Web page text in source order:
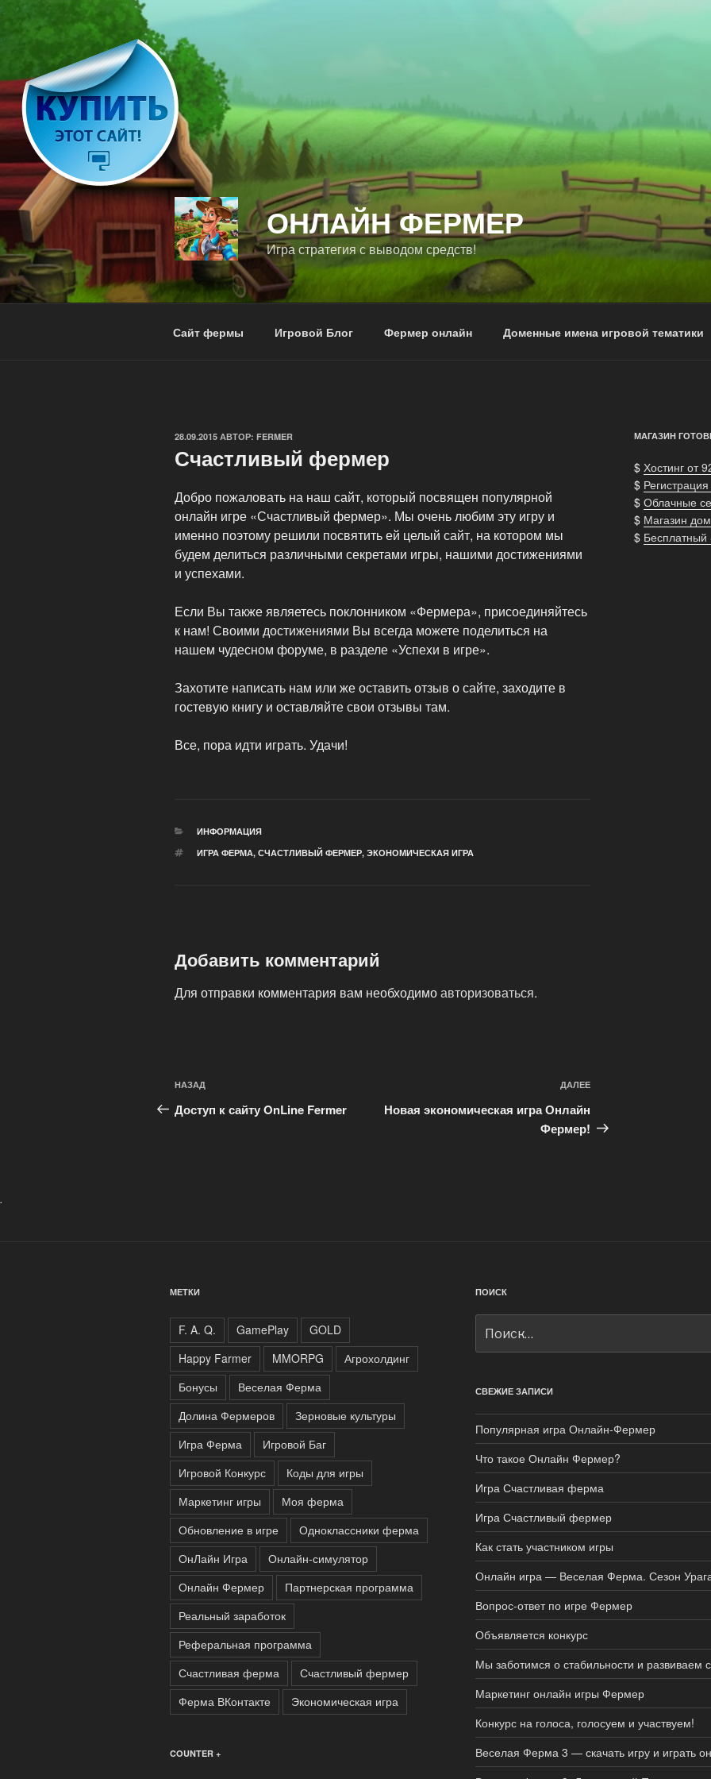
Перейти
содержимому
ОНЛАЙН ФЕРМЕР
Игра стратегия с выводом средств!
Сайт фермы Игровой Блог Фермер онлайн Доменные имена игровой тематики
ОПУБЛИКОВАНО
28.09.2015 АВТОР: FERMER
Счастливый фермер
Добро пожаловать на наш сайт, который посвящен популярной
онлайн игре «Счастливый фермер». Мы очень любим эту игру и
именно поэтому решили посвятить ей целый сайт, на котором мы
будем делиться различными секретами игры, нашими достижениями
и успехами.
Если Вы также являетесь поклонником «Фермера», присоединяйтесь
к нам! Своими достижениями Вы всегда можете поделиться на
нашем чудесном форуме, в разделе «Успехи в игре».
Захотите написать нам или же оставить отзыв о сайте, заходите в
гостевую книгу и оставляйте свои отзывы там.
Все, пора идти играть. Удачи!
РУБРИКИ
ИНФОРМАЦИЯ
МЕТКИ
ИГРА ФЕРМА, СЧАСТЛИВЫЙ ФЕРМЕР, ЭКОНОМИЧЕСКАЯ ИГРА
Добавить комментарий
Для отправки комментария вам необходимоавторизоваться.
Навигация
по
Предыдущая
запись:
НАЗАД
Доступ к сайту OnLine Fermer
ДАЛЕЕ
Новая экономическая игра Онлайн
Фермер!
МАГАЗИН
$ Хостинг от
$
$ Облачные
$ Магазин
$ Бесплатный
.
МЕТКИ
F. A. Q. GamePlay
GOLD
Happy Farmer
MMORPG
Агрохолдинг
Бонусы
Веселая Ферма
Долина Фермеров
Зерновые культуры
Игра Ферма
Игровой Баг
Игровой Конкурс
Коды для игры
Маркетинг игры
Моя ферма
Обновление в игре
Одноклассники ферма
ОнЛайн Игра
Онлайн-симулятор
Онлайн Фермер
Партнерская программа
Реальный заработок
Реферальная программа
Счастливая ферма
Счастливый фермер
Ферма ВКонтакте
Экономическая игра
COUNTER +
ПОИСК
СВЕЖИЕ ЗАПИСИ
Популярная игра Онлайн-Фермер
Что такое Онлайн Фермер?
Игра Счастливая ферма
Игра Счастливый фермер
Как стать участником игры
Онлайн игра — Веселая Ферма. Сезон
Вопрос-ответ по игре Фермер
Объявляется конкурс
Мы заботимся о стабильности и развиваем
Маркетинг онлайн игры Фермер
Конкурс на голоса, голосуем и участвуем!
Веселая Ферма 3 — скачать игру и играть